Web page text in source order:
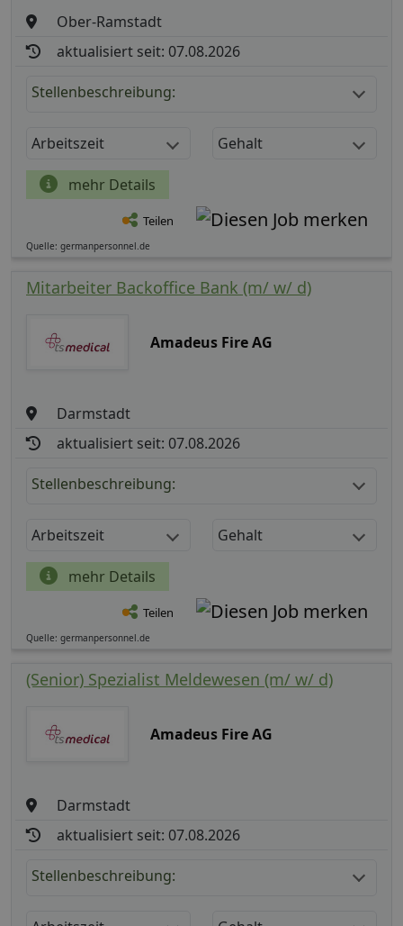
Ober-Ramstadt
aktualisiert seit: 07.08.2026
Stellenbeschreibung:
Arbeitszeit Gehalt
mehr Details
Teilen
Quelle: germanpersonnel.de
Mitarbeiter Backoffice Bank (m/ w/ d)
Amadeus Fire AG
Darmstadt
aktualisiert seit: 07.08.2026
Stellenbeschreibung:
Arbeitszeit Gehalt
mehr Details
Teilen
Quelle: germanpersonnel.de
(Senior) Spezialist Meldewesen (m/ w/ d)
Amadeus Fire AG
Darmstadt
aktualisiert seit: 07.08.2026
Stellenbeschreibung: